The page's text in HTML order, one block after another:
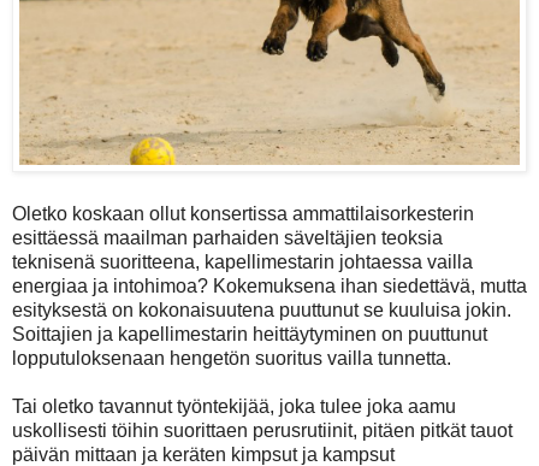
Oletko koskaan ollut konsertissa ammattilaisorkesterin
esittäessä maailman parhaiden säveltäjien teoksia
teknisenä suoritteena, kapellimestarin johtaessa vailla
energiaa ja intohimoa? Kokemuksena ihan siedettävä, mutta
esityksestä on kokonaisuutena puuttunutse kuuluisa jokin.
Soittajien ja kapellimestarin heittäytyminen on puuttunut
lopputuloksenaan hengetön suoritus vailla tunnetta.
Tai oletko tavannut työntekijää, joka tulee joka aamu
uskollisesti töihin suorittaen perusrutiinit, pitäen pitkät tauot
päivän mittaan ja keräten kimpsut ja kampsut